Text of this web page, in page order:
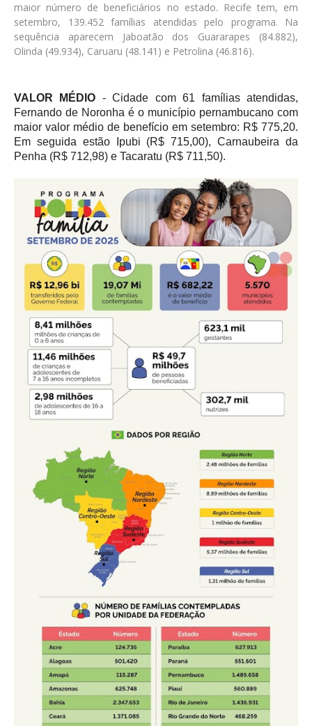
maior número de beneficiários no estado. Recife tem, em
setembro, 139.452 famílias atendidas pelo programa. Na
sequência aparecem Jaboatão dos Guararapes (84.882),
Olinda (49.934), Caruaru (48.141) e Petrolina (46.816).
VALOR MÉDIO - Cidade com 61 famílias atendidas,
Fernando de Noronha é o município pernambucano com
maior valor médio de benefício em setembro: R$ 775,20.
Em seguida estão Ipubi (R$ 715,00), Carnaubeira da
Penha (R$ 712,98) e Tacaratu (R$ 711,50).